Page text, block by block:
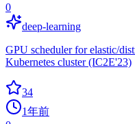
0
deep-learning
GPU scheduler for elastic/
Kubernetes cluster (IC2E'23)
34
1年前